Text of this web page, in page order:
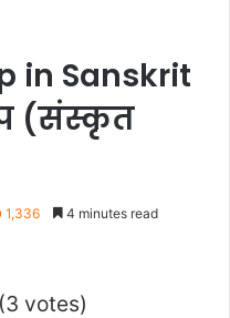
in Sanskrit
(संस्कृत
1,336 4 minutes read
votes)